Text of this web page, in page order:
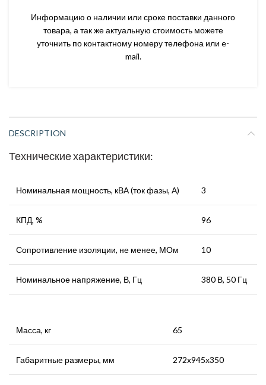
Информацию о наличии или сроке поставки данного
товара, а так же актуальную стоимость можете
уточнить по контактному номеру телефона или e-
mail.
DESCRIPTION
Технические характеристики:
Номинальная мощность, кВА (ток фазы, А) 3
КПД, % 96
Сопротивление изоляции, не менее, МОм 10
Номинальное напряжение, В, Гц 380 В, 50 Гц
Масса, кг 65
Габаритные размеры, мм 272х945х350